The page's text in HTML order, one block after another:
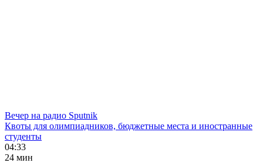
Вечер на радио Sputnik
Квоты для олимпиадников, бюджетные места и иностранные
студенты
04:33
24 мин